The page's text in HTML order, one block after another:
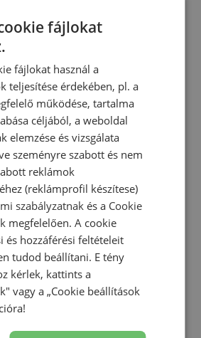
edzők
fájlokat
fájlokat használ a
teljesítése érdekében, pl. a
működése, tartalma
céljából, a weboldal
elemzése és vizsgálata
szeményre szabott és nem
reklámok
(reklámprofil készítese)
szabályzatnak és a Cookie
megfelelően. A cookie
és hozzáférési feltételeit
tudod beállítani. E tény
kérlek, kattints a
vagy a „Cookie beállítások